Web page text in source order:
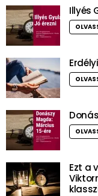
Illyés
Ezt a